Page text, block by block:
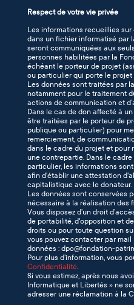
Respect de votre vie privée
Les informations recueillies
dans un fichier informatisé par
seront communiquées aux
personnes habilitées par la
échéant le porteur de projet
ou particulier qui porte le projet
Les données sont traitées par
notamment pour le traitement
actions de communication et
Dans le cas de don affecté à
être traitées par le porteur de
publique ou particulier) pour
remerciement, de
dans le cadre du projet et
une contrepartie. Dans le
particulier, les informations
afin d'établir une attestation
capitalistique avec le donateur.
Les données sont conservées
nécessaire à la réalisation des
Vous disposez d’un droit
de portabilité, d'opposition et
droits ou pour toute question
vous pouvez contacter par
données : dpo@fondation-
Pour plus d’information, vous
Confidentialité.
Si vous estimez, après nous
Informatique et Libertés » ne
adresser une réclamation à la